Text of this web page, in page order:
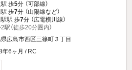
歩5分 （可部線）
歩7分 （山陽線など）
駅 歩7分 （広電横川線）
駅（徒歩20分圏内）
県広島市西区三篠町３丁目
年6ヶ月 / RC